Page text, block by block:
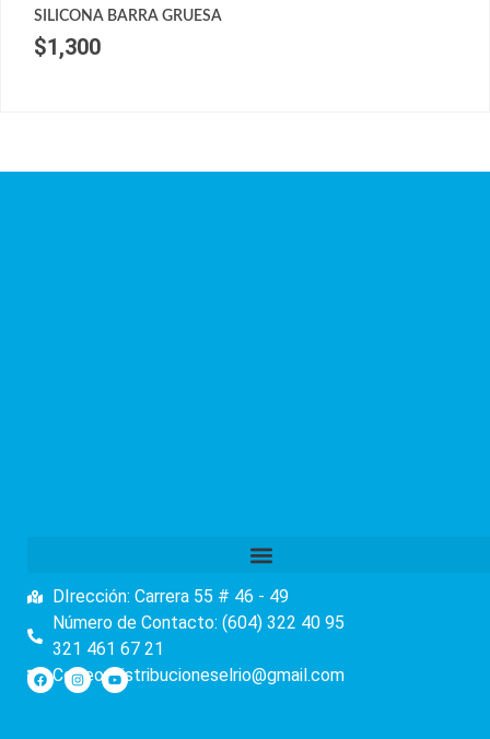
SILICONA BARRA GRUESA
$1,300
DIrección: Carrera 55 # 46 - 49
Número de Contacto: (604) 322 40 95
321 461 67 21
Correo: distribucioneselrio@gmail.com